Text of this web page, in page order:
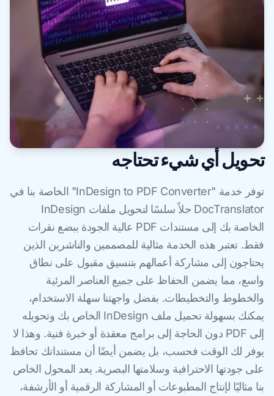
تحويل أي شيء تحتاجه
توفر خدمة "InDesign to PDF Converter" الخاصة بنا في
DocTranslator حلاً سلسًا لتحويل ملفات InDesign
الخاصة بك إلى مستندات PDF عالية الجودة ببضع نقرات
فقط. تعتبر هذه الخدمة مثالية للمصممين والناشرين الذين
يحتاجون إلى مشاركة أعمالهم بتنسيق مقبول على نطاق
واسع، مما يضمن الحفاظ على جميع العناصر المرئية
والخطوط والتخطيطات. بفضل واجهتنا سهلة الاستخدام،
يمكنك بسهولة تحميل ملف InDesign الخاص بك وتحويله
إلى PDF دون الحاجة إلى برامج معقدة أو خبرة فنية. وهذا لا
يوفر لك الوقت فحسب، بل يضمن أيضًا أن مستنداتك تحافظ
على جودتها الاحترافية وسلامتها البصرية. يعد المحول الخاص
بنا مثاليًا لإنتاج المطبوعات أو المشاركة الرقمية أو الأرشفة،